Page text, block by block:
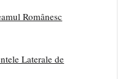
Românesc
Laterale de